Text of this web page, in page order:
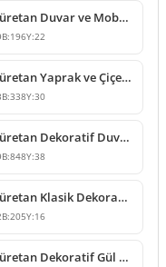
Poliüretan Duvar ve Mobilya Süsleme Modeli
B:196Y:22
Poliüretan Yaprak ve Çiçek Motifli Klasik Duvar Süsü
B:338Y:30
Poliüretan Dekoratif Duvar ve Kapı Üstü Taç Süsleme Modeli
B:848Y:38
Poliüretan Klasik Dekoratif Süsleme ve Motif Modelleri
B:205Y:16
Poliüretan Dekoratif Gül Motifli Duvar Süsü Modelleri